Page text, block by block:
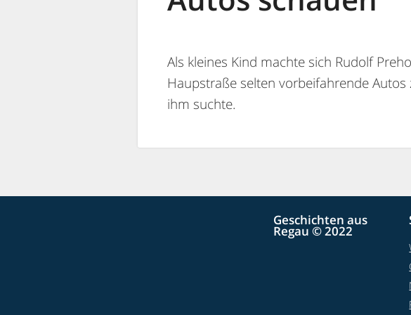
Als kleines Kind machte sich Rudolf
Haupstraße selten vorbeifahrende
ihm suchte.
Geschichten aus
Regau © 2022